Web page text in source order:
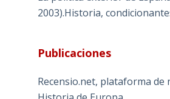
2003).Historia,
Publicaciones
Recensio.net, plataforma de